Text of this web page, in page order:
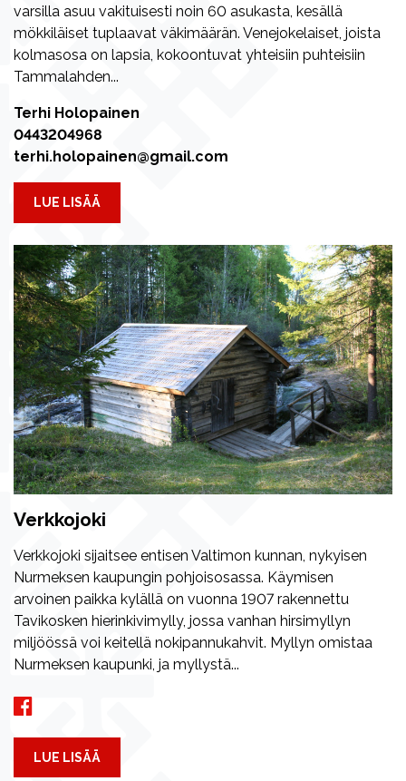
varsilla asuu vakituisesti noin 60 asukasta, kesällä
mökkiläiset tuplaavat väkimäärän. Venejokelaiset, joista
kolmasosa on lapsia, kokoontuvat yhteisiin puhteisiin
Tammalahden...
Terhi Holopainen
0443204968
terhi.holopainen@gmail.com
LUE LISÄÄ
Verkkojoki
Verkkojoki sijaitsee entisen Valtimon kunnan, nykyisen
Nurmeksen kaupungin pohjoisosassa. Käymisen
arvoinen paikka kylällä on vuonna 1907 rakennettu
Tavikosken hierinkivimylly, jossa vanhan hirsimyllyn
miljöössä voi keitellä nokipannukahvit. Myllyn omistaa
Nurmeksen kaupunki, ja myllystä...
LUE LISÄÄ